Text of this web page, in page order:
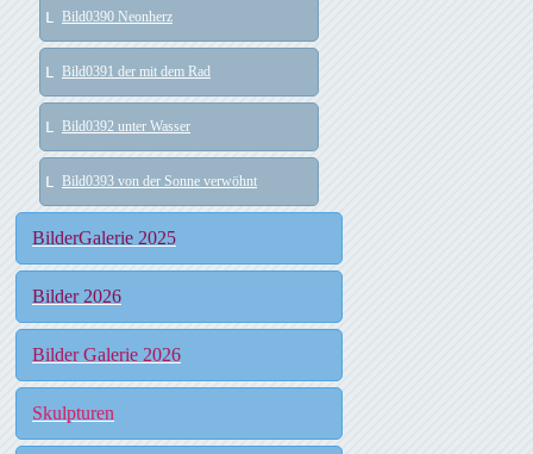
Bild0390 Neonherz
Bild0391 der mit dem Rad
Bild0392 unter Wasser
Bild0393 von der Sonne verwöhnt
BilderGalerie 2025
Bilder 2026
Bilder Galerie 2026
Skulpturen